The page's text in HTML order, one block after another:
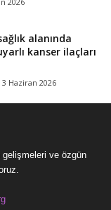
alanında
kanser ilaçları
3 Haziran 2026
gelişmeleri ve özgün